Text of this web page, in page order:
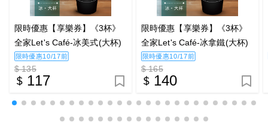
限時優惠【享樂券】《3杯》
全家Let's Café-冰美式(大杯)
限時優惠10/17前
$ 135
117
限時優惠【享樂券】《3杯》
全家Let's Café-冰拿鐵(大杯)
限時優惠10/17前
$ 165
140